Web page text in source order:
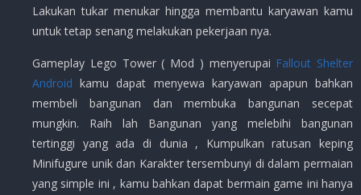
Lakukan tukar menukar hingga membantu karyawan kamu
untuk tetap senang melakukan pekerjaan nya.
Gameplay Lego Tower ( Mod ) menyerupai Fallout Shelter
Android kamu dapat menyewa karyawan apapun bahkan
membeli bangunan dan membuka bangunan secepat
mungkin. Raih lah Bangunan yang melebihi bangunan
tertinggi yang ada di dunia , Kumpulkan ratusan keping
Minifugure unik dan Karakter tersembunyi di dalam permaian
yang simple ini , kamu bahkan dapat bermain game ini hanya